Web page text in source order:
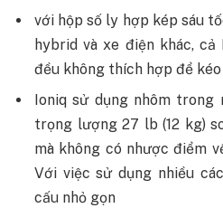
với hộp số ly hợp kép sáu
hybrid và xe điện khác,
đều không thích hợp để
Ioniq sử dụng nhôm trong
trọng lượng 27 lb (12 kg)
mà không có nhược điểm
Với việc sử dụng nhiều
cấu nhỏ gọn